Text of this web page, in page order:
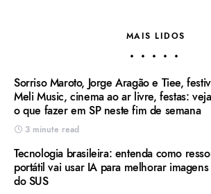
MAIS LIDOS
Sorriso Maroto, Jorge Aragão e Tiee,
Meli Music, cinema ao ar livre, festas: veja
o que fazer em SP neste fim de semana
3 minute read
Tecnologia brasileira: entenda como
portátil vai usar IA para melhorar
do SUS